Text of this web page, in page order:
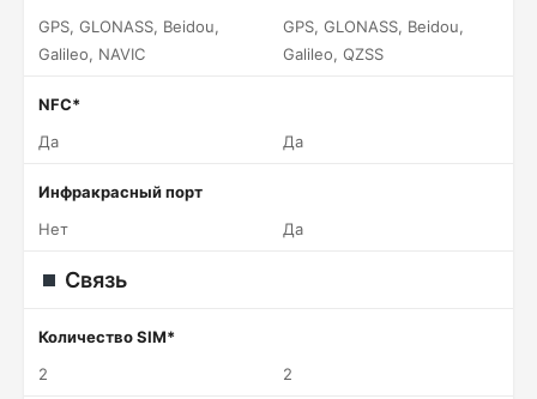
GPS, GLONASS, Beidou,
Galileo, NAVIC
GPS, GLONASS, Beidou,
Galileo, QZSS
NFC*
Да
Да
Инфракрасный порт
Нет
Да
Связь
Количество SIM*
2
2